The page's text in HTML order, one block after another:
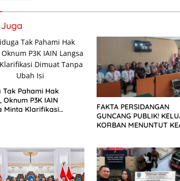
Tak Pahami Hak
Oknum P3K IAIN
Minta Klarifikasi
FAKTA PERSIDANGAN
GUNCANG PUBLIK!
KORBAN MENUNTUT